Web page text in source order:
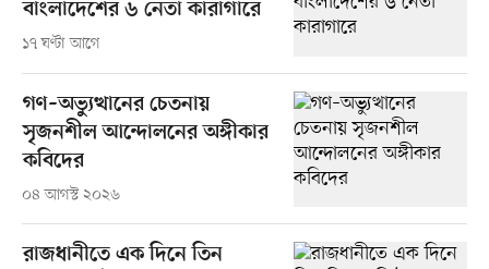
বাংলাদেশের ৬ নেতা কারাগারে
১৭ ঘণ্টা আগে
গণ–অভ্যুত্থানের চেতনায়
সৃজনশীল আন্দোলনের অঙ্গীকার
কবিদের
০৪ আগস্ট ২০২৬
রাজধানীতে এক দিনে তিন